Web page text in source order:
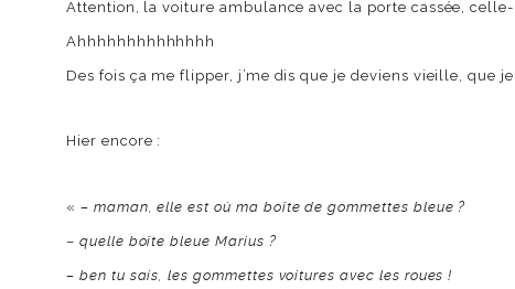
Attention, la voiture ambulance avec la porte cassée,
Ahhhhhhhhhhhhhh
Des fois ça me flipper, j’me dis que je deviens vieille, que
Hier encore :
« – maman, elle est où ma boîte de gommettes bleue ?
– quelle boîte bleue Marius ?
– ben tu sais, les gommettes voitures avec les roues !